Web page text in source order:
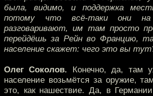
была, видимо, и поддержка
потому что всё-таки они
разговаривают, им там просто
перейдёшь за Рейн во Францию,
население скажет: чего это вы
Олег Соколов. Конечно, да, там
население возьмётся за оружие,
это, как нашествие. Да, в